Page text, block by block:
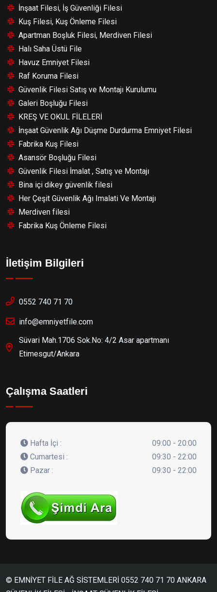
İnşaat Filesi, İş Güvenliği Filesi
Kuş Filesi, Kuş Önleme Filesi
Apartman Boşluk Filesi, Merdiven Filesi
Halı Saha Üstü File
Havuz Emniyet Filesi
Raf Koruma Filesi
Güvenlik Filesi Satış ve Montajı Kurulumu
Galeri Boşluğu Filesi
KREŞ VE OKUL FİLELERİ
İnşaat Güvenlik Ağı Düşme Durdurma Emniyet Filesi
Fabrika Kuş Filesi
Asansör Boşluğu Filesi
Güvenlik Filesi İmalat , Satış ve Montajı
Bina içi dikey güvenlik filesi
Her Çeşit Güvenlik Ağı Imalati Ve Montajı
Merdiven filesi
Fabrika Kuş Önleme Filesi
İletişim Bilgileri
0552 740 71 70
info@emniyetfile.com
Süvari Mah.1706 Sok.No: 4/2 Asar apartmanı
Etimesgut/Ankara
Çalışma Saatleri
Hafta İçi :
09:00 - 20:00
Cumartesi :
09:30 - 22:00
Pazar :
09:30 - 22:00
© EMNİYET FİLE AĞ SİSTEMLERİ 0552 740 71 70 ANKARA